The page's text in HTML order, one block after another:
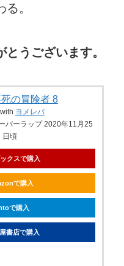
。
うございます。
の冒険者 8
ヨメレバ
バーラップ 2020年11月25
日頃
クスで購入
で購入
で購入
書店で購入